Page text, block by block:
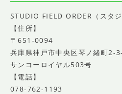
STUDIO FIELD ORDER（スタ
【住所】
〒651-0094
兵庫県神戸市中央区琴ノ緒町2-
サンコーロイヤル503号
【電話】
078-762-1193